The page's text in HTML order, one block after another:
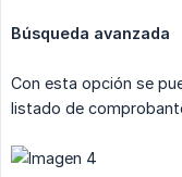
Búsqueda avanzada
Con esta opción se
listado de